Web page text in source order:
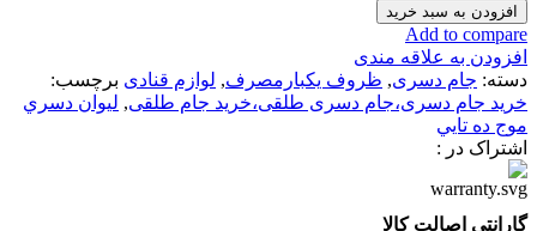
افزودن به سبد خرید
Add to compare
افزودن به علاقه مندی
دسته: جام دسری, ظروف یکبارمصرف, لوازم قنادی برچسب:
خرید جام دسری،جام دسری طلقی،خرید جام طلقی, ليوان دسري
موج ده تايي
اشتراک در :
گارانتی اصالت کالا